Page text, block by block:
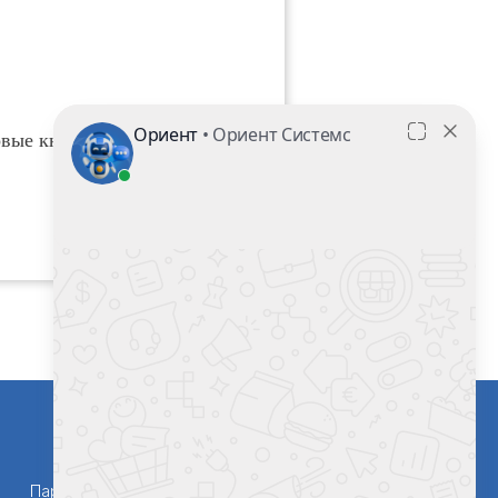
кнопки сбора данных
Партнерам